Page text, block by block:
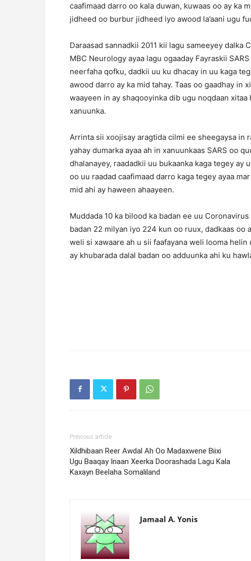
caafimaad darro oo kala duwan, kuwaas oo ay ka
jidheed oo burbur jidheed iyo awood la’aani ugu
Daraasad sannadkii 2011 kii lagu sameeyey dalka
MBC Neurology ayaa lagu ogaaday Fayraskii
neerfaha qofku, dadkii uu ku dhacay in uu kaga
awood darro ay ka mid tahay. Taas oo gaadhay in
waayeen in ay shaqooyinka dib ugu noqdaan
xanuunka.
Arrinta sii xoojisay aragtida cilmi ee sheegaysa in
yahay dumarka ayaa ah in xanuunkaas SARS oo
dhalanayey, raadadkii uu bukaanka kaga tegey ay
oo uu raadad caafimaad darro kaga tegey ayaa
mid ahi ay haween ahaayeen.
Muddada 10 ka bilood ka badan ee uu
badan 22 milyan iyo 224 kun oo ruux, dadkaas oo
weli si xawaare ah u sii faafayana weli looma
ay khubarada dalal badan oo adduunka ahi ku
Previous article
Xildhibaan Reer Awdal Ah Oo Madaxwene Biixi
Ugu Baaqay Inaan Xeerka Doorashada Lagu Kala
Kaxayn Beelaha Somaliland
Jamaal A. Yonis